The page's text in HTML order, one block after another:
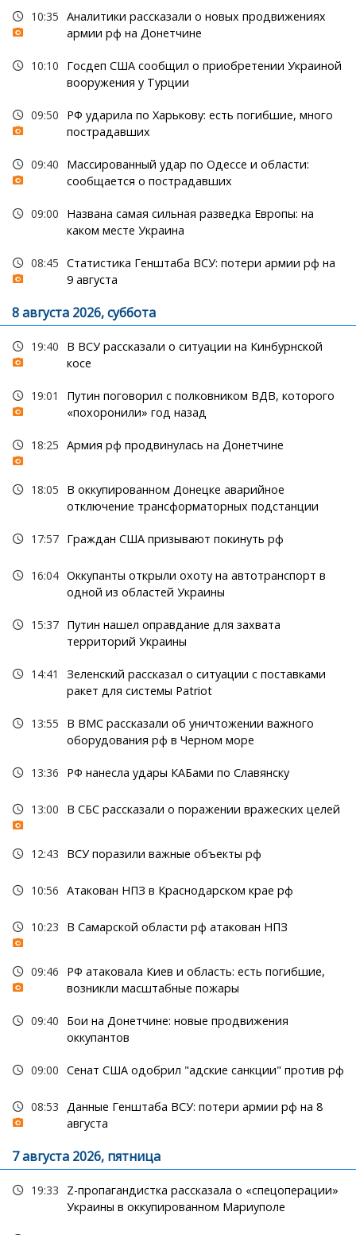
10:35 Аналитики рассказали о новых продвижениях
армии рф на Донетчине
10:10
Госдеп США сообщил о приобретении Украиной
вооружения у Турции
09:50
РФ ударила по Харькову: есть погибшие, много
пострадавших
09:40
Массированный удар по Одессе и области:
сообщается о пострадавших
09:00
Названа самая сильная разведка Европы: на
каком месте Украина
08:45 Статистика Генштаба ВСУ: потери армии рф на
9 августа
8 августа 2026, суббота
19:40
В ВСУ рассказали о ситуации на Кинбурнской
косе
19:01
Путин поговорил с полковником ВДВ, которого
«похоронили» год назад
18:25 Армия рф продвинулась на Донетчине
18:05
В оккупированном Донецке аварийное
отключение трансформаторных подстанции
17:57 Граждан США призывают покинуть рф
16:04 Оккупанты открыли охоту на автотранспорт в
одной из областей Украины
15:37 Путин нашел оправдание для захвата
территорий Украины
14:41
Зеленский рассказал о ситуации с поставками
ракет для системы Patriot
13:55
В ВМС рассказали об уничтожении важного
оборудования рф в Черном море
13:36 РФ нанесла удары КАБами по Славянску
13:00 В СБС рассказали о поражении вражеских целей
12:43 ВСУ поразили важные объекты рф
10:56 Атакован НПЗ в Краснодарском крае рф
10:23 В Самарской области рф атакован НПЗ
09:46
РФ атаковала Киев и область: есть погибшие,
возникли масштабные пожары
09:40
Бои на Донетчине: новые продвижения
оккупантов
09:00 Сенат США одобрил "адские санкции" против рф
08:53 Данные Генштаба ВСУ: потери армии рф на 8
августа
7 августа 2026, пятница
19:33
Z-пропагандистка рассказала о «спецоперации»
Украины в оккупированном Мариуполе